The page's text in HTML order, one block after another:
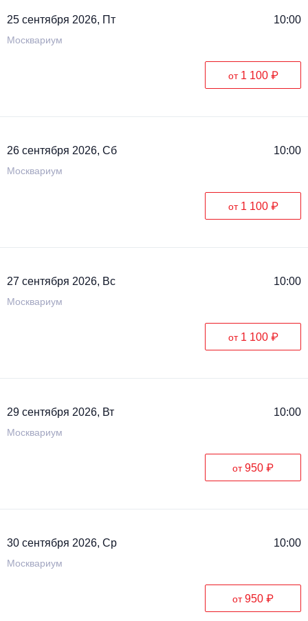
25 сентября 2026, Пт 10:00
Москвариум
от 1 100 ₽
26 сентября 2026, Сб 10:00
Москвариум
от 1 100 ₽
27 сентября 2026, Вс 10:00
Москвариум
от 1 100 ₽
29 сентября 2026, Вт 10:00
Москвариум
от950 ₽
30 сентября 2026, Ср 10:00
Москвариум
от950 ₽